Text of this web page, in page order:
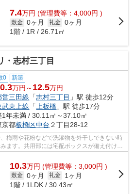
7.4万円 (管理費等：4,000円 )
敷金 0ヶ月 礼金 0ヶ月
1階 / 1R / 26.71㎡
・志村三丁目
0 新築
万円～ 12.5万円
営三田線 「志村三丁目 」駅 徒歩12分
武東上線 「上板橋 」駅 徒歩17分
1年未満 / 30.11㎡～37.10㎡
京都板橋区中台 ２丁目28-12
梅雨や花粉などで洗濯物を外干しできない時
ます。共用部には宅配ボックスが備え付けら
も荷物...
10.3万円 (管理費等：3,000円 )
敷金 0ヶ月 礼金
1ヶ月
1階 / 1LDK / 30.43㎡